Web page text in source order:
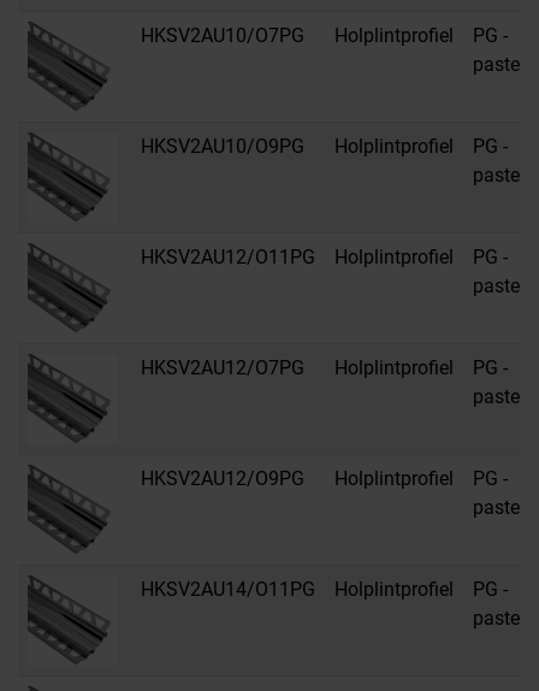
HKSV2AU10/O7PG Holplintprofiel
PG -
HKSV2AU10/O9PG Holplintprofiel
PG -
HKSV2AU12/O11PG Holplintprofiel
PG -
HKSV2AU12/O7PG Holplintprofiel
PG -
HKSV2AU12/O9PG Holplintprofiel
PG -
HKSV2AU14/O11PG Holplintprofiel
PG -